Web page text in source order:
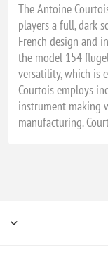
The Antoine
players a full, dark
French design and
the model 154
versatility, which is
Courtois employs
instrument making
manufacturing.